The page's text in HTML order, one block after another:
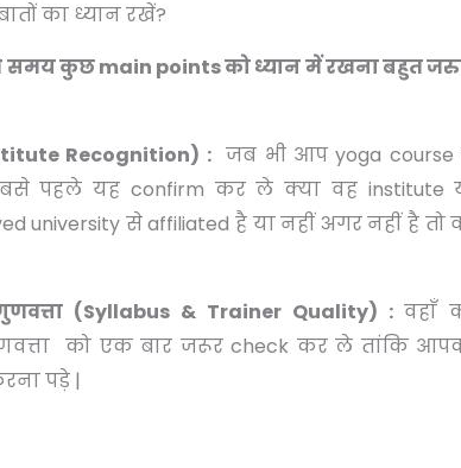
का ध्यान रखें?
कुछ main points को ध्यान में रखना बहुत
Recognition) :जब भी आप yoga course
पहले यह confirm कर ले क्या वह institute
university से affiliated है या नहीं अगर नहीं है तो
(Syllabus & Trainer Quality) :वहाँ
को एक बार जरूर check कर ले तांकि
पड़े |